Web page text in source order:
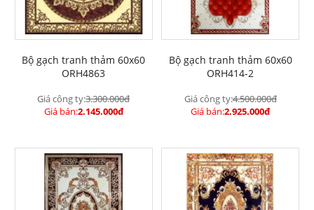
Bộ gạch tranh thảm 60x60
ORH4863
Giá công ty:3.300.000đ
Giá bán:2.145.000đ
Bộ gạch tranh thảm 60x60
ORH414-2
Giá công ty:4.500.000đ
Giá bán:2.925.000đ